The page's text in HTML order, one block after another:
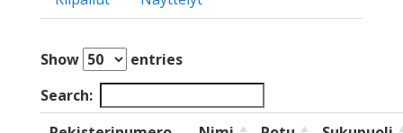
Show
entries
Search: